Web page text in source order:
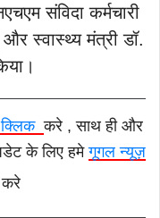
संविदा कर्मचारी
स्वास्थ्य मंत्री डॉ.
क्लिककरे , साथ ही और
के लिए हमेगूगल न्यूज़
करे